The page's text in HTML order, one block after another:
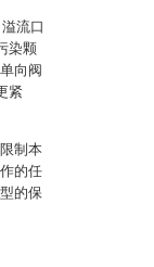
流口
染颗
向阀
紧
制本
的任
的保